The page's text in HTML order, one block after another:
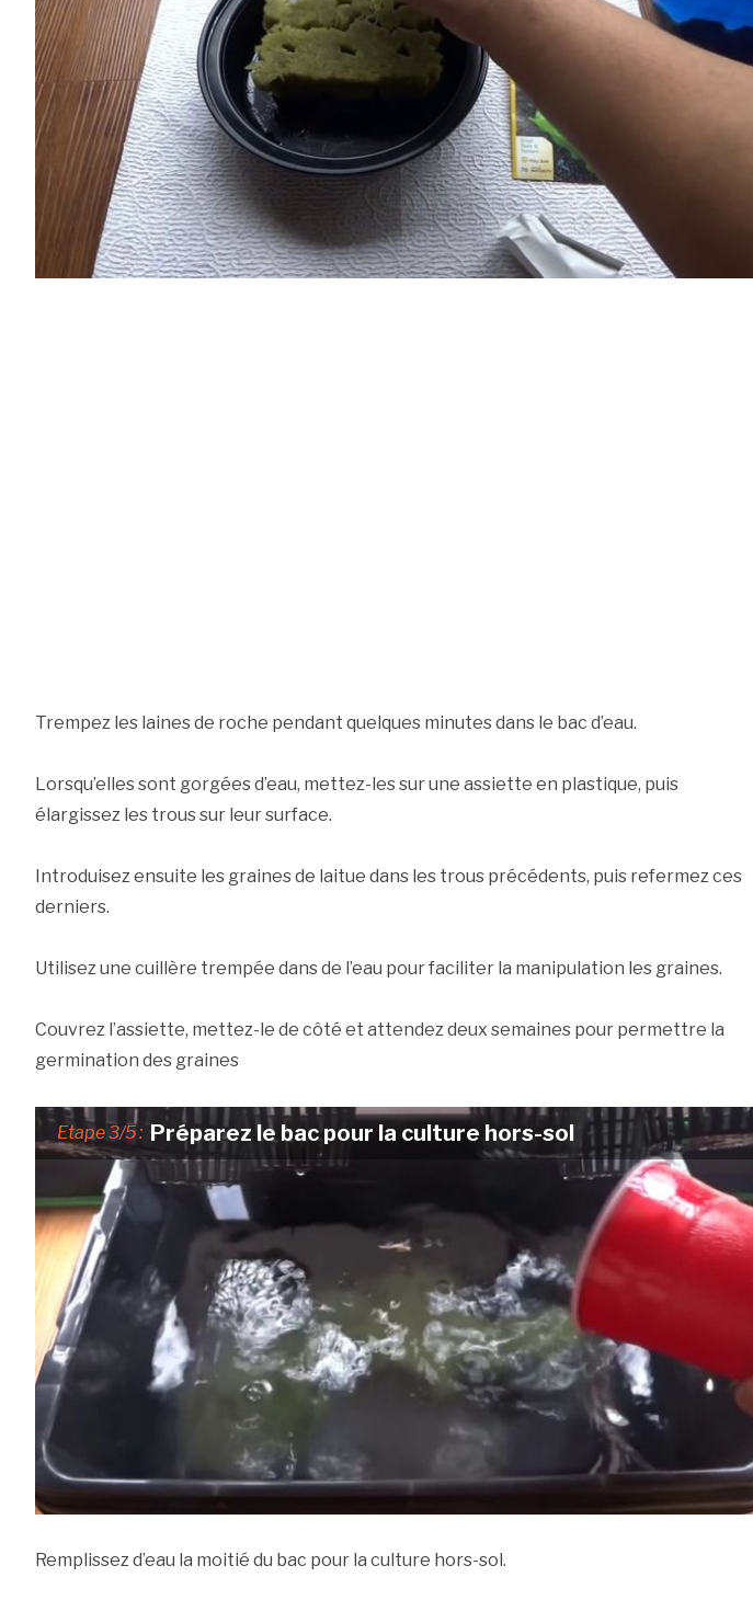
Trempez les laines de roche pendant quelques minutes dans le bac d’eau.
Lorsqu’elles sont gorgées d’eau, mettez-les sur une assiette en plastique, puis
élargissez les trous sur leur surface.
Introduisez ensuite les graines de laitue dans les trous précédents, puis refermez ces
derniers.
Utilisez une cuillère trempée dans de l’eau pour faciliter la manipulation les graines.
Couvrez l’assiette, mettez-le de côté et attendez deux semaines pour permettre la
germination des graines
Etape 3/5 : Préparez le bac pour la culture hors-sol
Remplissez d’eau la moitié du bac pour la culture hors-sol.